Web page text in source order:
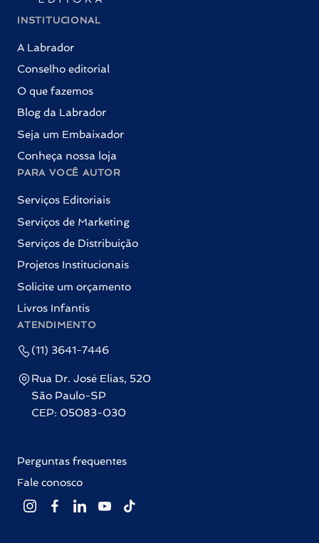
INSTITUCIONAL
A Labrador
Conselho editorial
O que fazemos
Blog da Labrador
Seja um Embaixador
Conheça nossa loja
PARA VOCÊ AUTOR
Serviços Editoriais
Serviços de Marketing
Serviços de Distribuição
Projetos Institucionais
Solicite um orçamento
Livros Infantis
ATENDIMENTO
(11) 3641-7446
Rua Dr. José Elias, 520
São Paulo-SP
CEP: 05083-030
Perguntas frequentes
Fale conosco